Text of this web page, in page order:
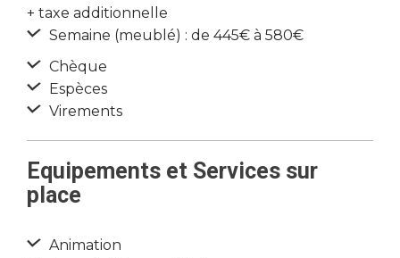
+ taxe additionnelle
Semaine (meublé) : de 445€ à 580€
Chèque
Espèces
Virements
Equipements et Services sur
place
Animation